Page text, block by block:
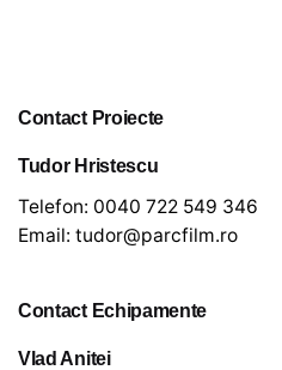
Contact Proiecte
Tudor Hristescu
Telefon: 0040 722 549 346
Email: tudor@parcfilm.ro
Contact Echipamente
Vlad Anitei